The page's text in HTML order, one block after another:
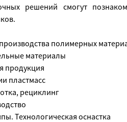
решений смогут
полимерных
материалы
продукция
пластмасс
рециклинг
Технологическая оснастка